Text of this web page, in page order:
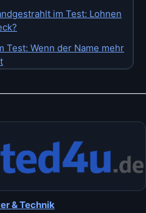
im Test: Lohnen
Test: Wenn der Name mehr
& Technik